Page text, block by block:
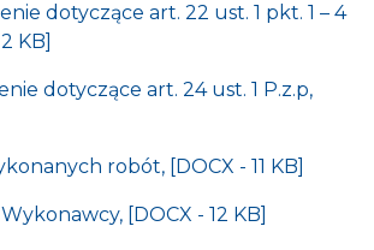
dotyczące art. 22 ust. 1 pkt. 1 – 4
KB]
dotyczące art. 24 ust. 1 P.z.p,
robót, [DOCX - 11 KB]
[DOCX - 12 KB]